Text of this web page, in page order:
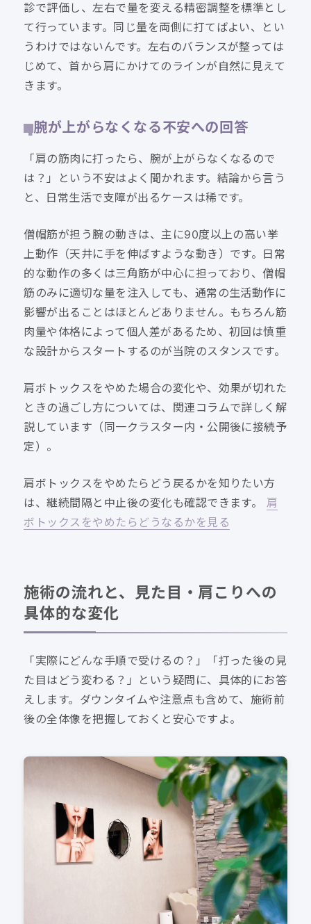
診で評価し、左右で量を変える精密調整を標準とし
て行っています。同じ量を両側に打てばよい、とい
うわけではないんです。左右のバランスが整っては
じめて、首から肩にかけてのラインが自然に見えて
きます。
腕が上がらなくなる不安への回答
「肩の筋肉に打ったら、腕が上がらなくなるので
は？」という不安はよく聞かれます。結論から言う
と、日常生活で支障が出るケースは稀です。
僧帽筋が担う腕の動きは、主に90度以上の高い挙
上動作（天井に手を伸ばすような動き）です。日常
的な動作の多くは三角筋が中心に担っており、僧帽
筋のみに適切な量を注入しても、通常の生活動作に
影響が出ることはほとんどありません。もちろん筋
肉量や体格によって個人差があるため、初回は慎重
な設計からスタートするのが当院のスタンスです。
肩ボトックスをやめた場合の変化や、効果が切れた
ときの過ごし方については、関連コラムで詳しく解
説しています（同一クラスター内・公開後に接続予
定）。
肩ボトックスをやめたらどう戻るかを知りたい方
は、継続間隔と中止後の変化も確認できます。 肩
ボトックスをやめたらどうなるかを見る
施術の流れと、見た目・肩こりへの
具体的な変化
「実際にどんな手順で受けるの？」「打った後の見
た目はどう変わる？」という疑問に、具体的にお答
えします。ダウンタイムや注意点も含めて、施術前
後の全体像を把握しておくと安心ですよ。